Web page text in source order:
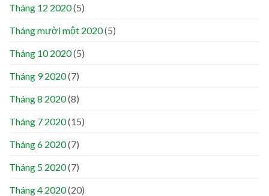
Tháng 12 2020(5)
Tháng mười một 2020(5)
Tháng 10 2020(5)
Tháng 9 2020(7)
Tháng 8 2020(8)
Tháng 7 2020(15)
Tháng 6 2020(7)
Tháng 5 2020(7)
Tháng 4 2020(20)